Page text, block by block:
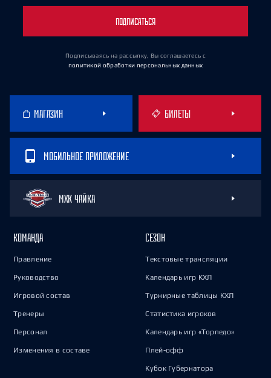
ПОДПИСАТЬСЯ
Подписываясь на рассылку, Вы соглашаетесь с
политикой обработки персональных данных
МАГАЗИН БИЛЕТЫ
МОБИЛЬНОЕ ПРИЛОЖЕНИЕ
МХК ЧАЙКА
КОМАНДА
Правление
Руководство
Игровой состав
Тренеры
Персонал
Изменения в составе
СЕЗОН
Текстовые трансляции
Календарь игр КХЛ
Турнирные таблицы КХЛ
Статистика игроков
Календарь игр «Торпедо»
Плей-офф
Кубок Губернатора